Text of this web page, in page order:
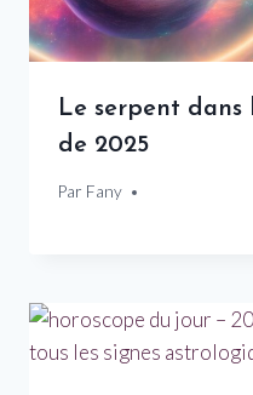
Le serpent dans
de 2025
Par Fany
20 décembre 2024